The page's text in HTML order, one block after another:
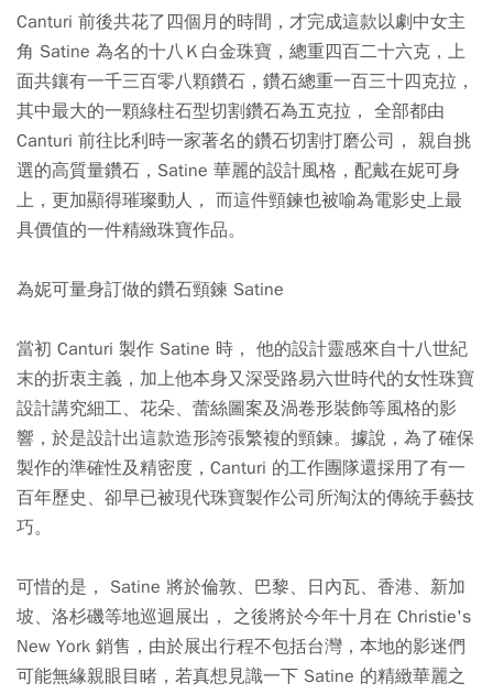
Canturi 前後共花了四個月的時間，才完成這款以劇中女主
角 Satine 為名的十八Ｋ白金珠寶，總重四百二十六克，上
面共鑲有一千三百零八顆鑽石，鑽石總重一百三十四克拉，
其中最大的一顆綠柱石型切割鑽石為五克拉， 全部都由
Canturi 前往比利時一家著名的鑽石切割打磨公司， 親自挑
選的高質量鑽石，Satine 華麗的設計風格，配戴在妮可身
上，更加顯得璀璨動人， 而這件頸鍊也被喻為電影史上最
具價值的一件精緻珠寶作品。
為妮可量身訂做的鑽石頸鍊 Satine
當初 Canturi 製作 Satine 時， 他的設計靈感來自十八世紀
末的折衷主義，加上他本身又深受路易六世時代的女性珠寶
設計講究細工、花朵、蕾絲圖案及渦卷形裝飾等風格的影
響，於是設計出這款造形誇張繁複的頸鍊。據說，為了確保
製作的準確性及精密度，Canturi 的工作團隊還採用了有一
百年歷史、卻早已被現代珠寶製作公司所淘汰的傳統手藝技
巧。
可惜的是， Satine 將於倫敦、巴黎、日內瓦、香港、新加
坡、洛杉磯等地巡迴展出， 之後將於今年十月在 Christie's
New York 銷售，由於展出行程不包括台灣，本地的影迷們
可能無緣親眼目睹，若真想見識一下 Satine 的精緻華麗之